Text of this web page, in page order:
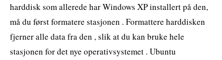
harddisk som allerede har Windows XP installert på den,
må du først formatere stasjonen . Formattere harddisken
fjerner alle data fra den , slik at du kan bruke hele
stasjonen for det nye operativsystemet . Ubuntu